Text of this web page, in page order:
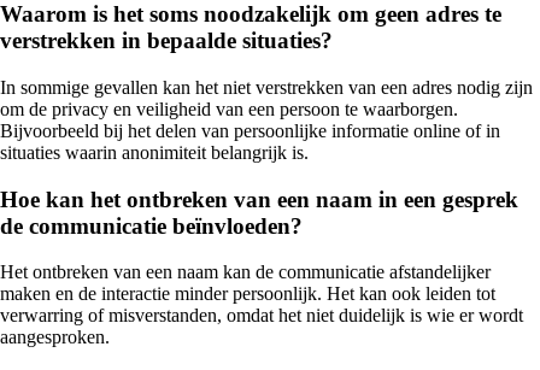
Waarom is het soms noodzakelijk om geen adres te
verstrekken in bepaalde situaties?
In sommige gevallen kan het niet verstrekken van een adres nodig zijn
om de privacy en veiligheid van een persoon te waarborgen.
Bijvoorbeeld bij het delen van persoonlijke informatie online of in
situaties waarin anonimiteit belangrijk is.
Hoe kan het ontbreken van een naam in een gesprek
de communicatie beïnvloeden?
Het ontbreken van een naam kan de communicatie afstandelijker
maken en de interactie minder persoonlijk. Het kan ook leiden tot
verwarring of misverstanden, omdat het niet duidelijk is wie er wordt
aangesproken.